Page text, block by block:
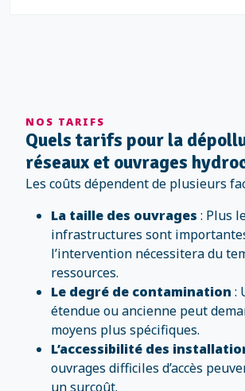
NOS TARIFS
Quels tarifs pour la
réseaux et ouvrages
Les coûts dépendent de plusieurs
La taille des ouvrages : Plus
infrastructures sont
l’intervention nécessitera du
ressources.
Le degré de contamination :
étendue ou ancienne peut
moyens plus spécifiques.
L’accessibilité des
ouvrages difficiles d’accès
un surcoût.